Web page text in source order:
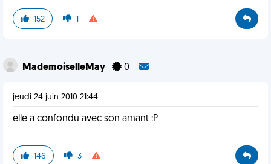
152 1
MademoiselleMay 0
jeudi 24 juin 2010 21:44
elle a confondu avec son amant :P
146 3